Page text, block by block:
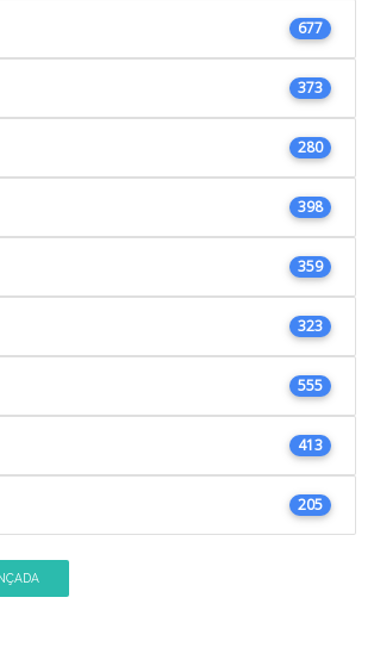
677
373
280
398
359
323
555
413
205